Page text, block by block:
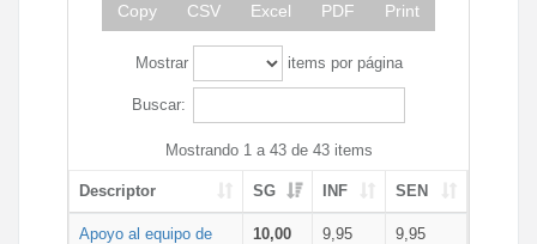
Copy CSV Excel PDF Print
Mostrar items por página
Buscar:
Mostrando 1 a 43 de 43 items
Descriptor SG INF SEN
Apoyo al equipo de
10,00 9,95 9,95